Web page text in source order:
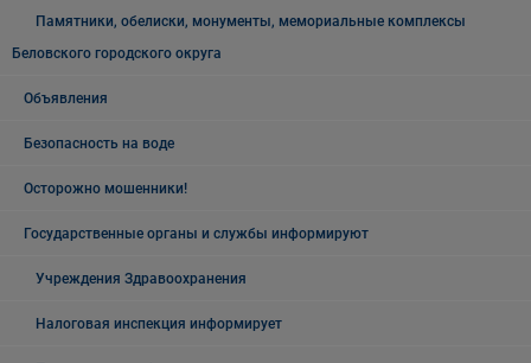
Памятники, обелиски, монументы, мемориальные комплексы
Беловского городского округа
Объявления
Безопасность на воде
Осторожно мошенники!
Государственные органы и службы информируют
Учреждения Здравоохранения
Налоговая инспекция информирует